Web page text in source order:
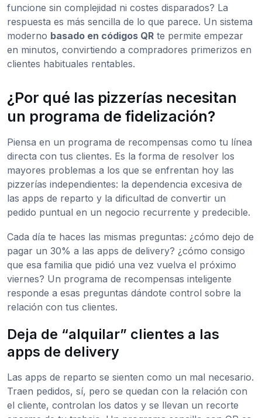
funcione sin complejidad ni costes disparados? La
respuesta es más sencilla de lo que parece. Un sistema
moderno basado en códigos QR te permite empezar
en minutos, convirtiendo a compradores primerizos en
clientes habituales rentables.
¿Por qué las pizzerías necesitan
un programa de fidelización?
Piensa en un programa de recompensas como tu línea
directa con tus clientes. Es la forma de resolver los
mayores problemas a los que se enfrentan hoy las
pizzerías independientes: la dependencia excesiva de
las apps de reparto y la dificultad de convertir un
pedido puntual en un negocio recurrente y predecible.
Cada día te haces las mismas preguntas: ¿cómo dejo de
pagar un 30% a las apps de delivery? ¿cómo consigo
que esa familia que pidió una vez vuelva el próximo
viernes? Un programa de recompensas inteligente
responde a esas preguntas dándote control sobre la
relación con tus clientes.
Deja de “alquilar” clientes a las
apps de delivery
Las apps de reparto se sienten como un mal necesario.
Traen pedidos, sí, pero se quedan con la relación con
el cliente, controlan los datos y se llevan un recorte